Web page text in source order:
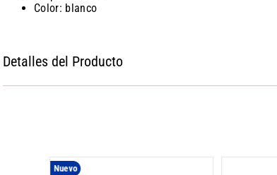
Color: blanco
Detalles del Producto
Nuevo